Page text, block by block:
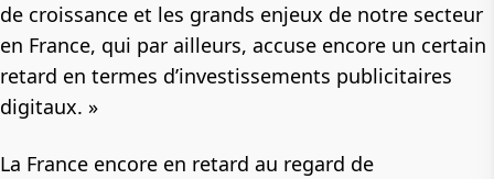
de croissance et les grands enjeux de notre secteur
en France, qui par ailleurs, accuse encore un certain
retard en termes d’investissements publicitaires
digitaux. »
La France encore en retard au regard de